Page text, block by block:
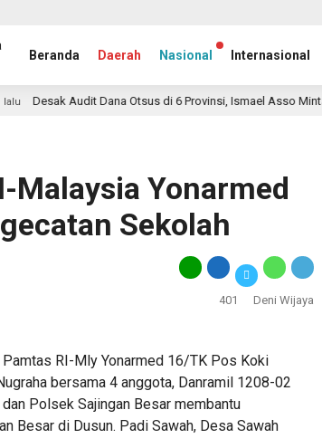
Beranda Daerah Nasional Internasional
Dana Otsus di 6 Provinsi, Ismael Asso Minta KPK Bentuk
Malaysia Yonarmed
Sekolah
401 Deni Wijaya
RI-Mly Yonarmed 16/TK Pos Koki
bersama 4 anggota, Danramil 1208-02
Polsek Sajingan Besar membantu
Besar di Dusun. Padi Sawah, Desa Sawah